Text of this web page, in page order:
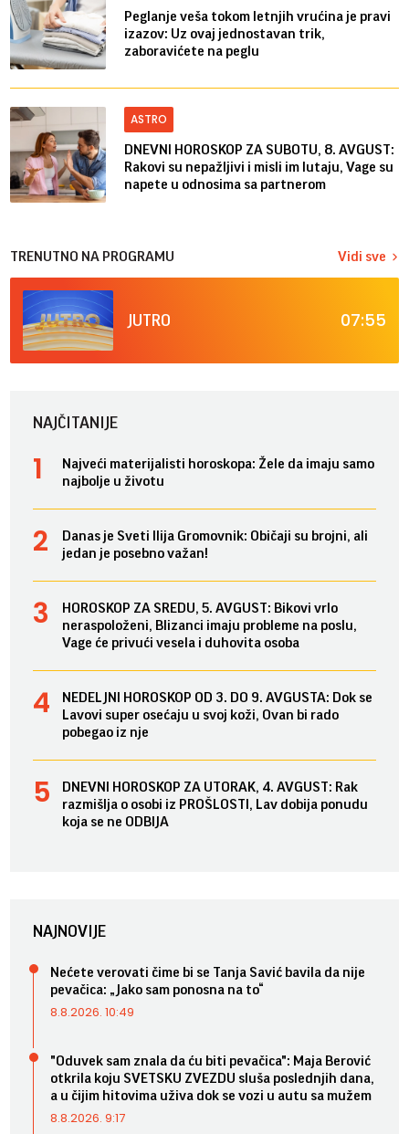
Peglanje veša tokom letnjih vrućina je pravi
izazov: Uz ovaj jednostavan trik,
zaboravićete na peglu
ASTRO
DNEVNI HOROSKOP ZA SUBOTU, 8. AVGUST:
Rakovi su nepažljivi i misli im lutaju, Vage su
napete u odnosima sa partnerom
TRENUTNO NA PROGRAMU Vidi sve
JUTRO 07:55
NAJČITANIJE
Najveći materijalisti horoskopa: Žele da imaju samo
najbolje u životu
Danas je Sveti Ilija Gromovnik: Običaji su brojni, ali
jedan je posebno važan!
HOROSKOP ZA SREDU, 5. AVGUST: Bikovi vrlo
neraspoloženi, Blizanci imaju probleme na poslu,
Vage će privući vesela i duhovita osoba
NEDELJNI HOROSKOP OD 3. DO 9. AVGUSTA: Dok se
Lavovi super osećaju u svoj koži, Ovan bi rado
pobegao iz nje
DNEVNI HOROSKOP ZA UTORAK, 4. AVGUST: Rak
razmišlja o osobi iz PROŠLOSTI, Lav dobija ponudu
koja se ne ODBIJA
NAJNOVIJE
Nećete verovati čime bi se Tanja Savić bavila da nije
pevačica: „Jako sam ponosna na to“
8.8.2026. 10:49
"Oduvek sam znala da ću biti pevačica": Maja Berović
otkrila koju SVETSKU ZVEZDU sluša poslednjih dana,
a u čijim hitovima uživa dok se vozi u autu sa mužem
8.8.2026. 9:17